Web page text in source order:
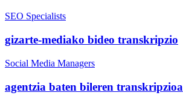
SEO Specialists
gizarte-mediako bideo transkripzio
Social Media Managers
agentzia baten bileren transkripzioa